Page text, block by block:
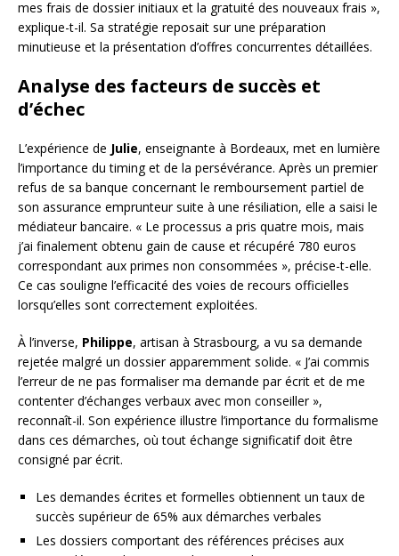
mes frais de dossier initiaux et la gratuité des nouveaux frais »,
explique-t-il. Sa stratégie reposait sur une préparation
minutieuse et la présentation d’offres concurrentes détaillées.
Analyse des facteurs de succès et
d’échec
L’expérience de Julie, enseignante à Bordeaux, met en lumière
l’importance du timing et de la persévérance. Après un premier
refus de sa banque concernant le remboursement partiel de
son assurance emprunteur suite à une résiliation, elle a saisi le
médiateur bancaire. « Le processus a pris quatre mois, mais
j’ai finalement obtenu gain de cause et récupéré 780 euros
correspondant aux primes non consommées », précise-t-elle.
Ce cas souligne l’efficacité des voies de recours officielles
lorsqu’elles sont correctement exploitées.
À l’inverse, Philippe, artisan à Strasbourg, a vu sa demande
rejetée malgré un dossier apparemment solide. « J’ai commis
l’erreur de ne pas formaliser ma demande par écrit et de me
contenter d’échanges verbaux avec mon conseiller »,
reconnaît-il. Son expérience illustre l’importance du formalisme
dans ces démarches, où tout échange significatif doit être
consigné par écrit.
Les demandes écrites et formelles obtiennent un taux de
succès supérieur de 65% aux démarches verbales
Les dossiers comportant des références précises aux